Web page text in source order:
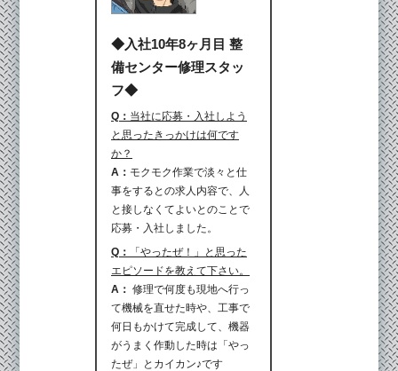
◆入社10年8ヶ月目 整
備センター修理スタッ
フ◆
Q： 当社に応募・入社しよう
と思ったきっかけは何です
か？
A： モクモク作業で淡々と仕
事をするとの求人内容で、人
と接しなくてよいとのことで
応募・入社しました。
Q：
「やったぜ！」と思った
エピソードを教えて下さい。
A： 修理で何度も現地へ行っ
て機械を直せた時や、工事で
何日もかけて完成して、機器
がうまく作動した時は「やっ
たぜ」とカイカン♪です